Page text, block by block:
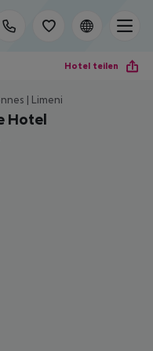
Hotel teilen
| Limeni
Hotel